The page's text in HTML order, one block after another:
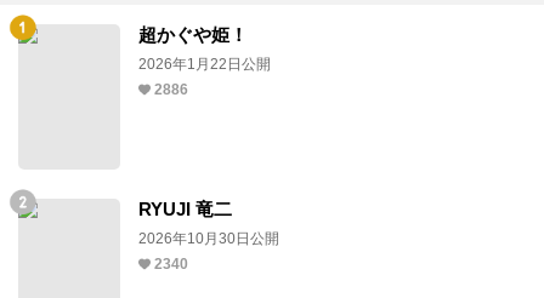
超かぐや姫！
2026年1月22日公開
2886
RYUJI 竜二
2026年10月30日公開
2340